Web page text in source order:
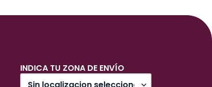
INDICA TU ZONA DE ENVÍO